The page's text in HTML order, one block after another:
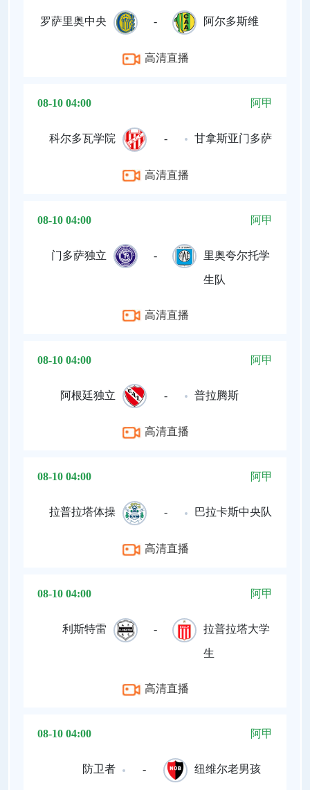
罗萨里奥中央 - 阿尔多斯维
高清直播
08-10 04:00 阿甲
科尔多瓦学院 - 甘拿斯亚门多萨
高清直播
08-10 04:00 阿甲
门多萨独立 - 里奥夸尔托学
生队
高清直播
08-10 04:00 阿甲
阿根廷独立 - 普拉腾斯
高清直播
08-10 04:00 阿甲
拉普拉塔体操 - 巴拉卡斯中央队
高清直播
08-10 04:00 阿甲
利斯特雷 - 拉普拉塔大学
生
高清直播
08-10 04:00 阿甲
防卫者 - 纽维尔老男孩